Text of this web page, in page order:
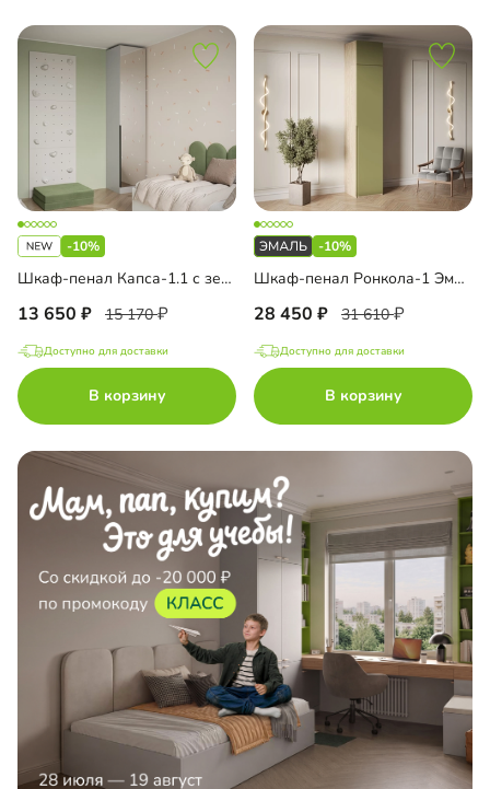
-10%
Шкаф-пенал Капса-1.1 с зеркалом
13 650 15 170
Доступно для доставки
В корзину
-10%
Шкаф-пенал Ронкола-1 Эмаль с антресолью
28 450 31 610
Доступно для доставки
В корзину